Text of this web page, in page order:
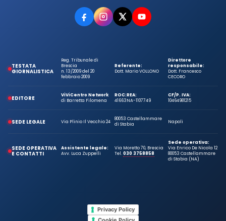
TESTATA
GIORNALISTICA
Reg. Tribunale di
Brescia
n. 13/2009 del 20
febbraio 2009
Referente:
Dott. Mario VOLLONO
Direttore
responsabile:
Dott. Francesco
CECORO
EDITORE
ViViCentro Network
di Barretta Filomena
ROC:
41663
REA:
NA-1107749
CF/P. IVA:
10464981215
SEDE LEGALE Via Plinio Il Vecchio 24
80053 Castellammare
di Stabia
Napoli
SEDE OPERATIVA
E CONTATTI
Assistente legale:
Avv. Luca Zuppelli
Via Moretto 70, Brescia
Tel.030 3758858
Sede operativa:
Via Enrico De Nicola 12
80053 Castellammare
di Stabia (NA)
Privacy Policy